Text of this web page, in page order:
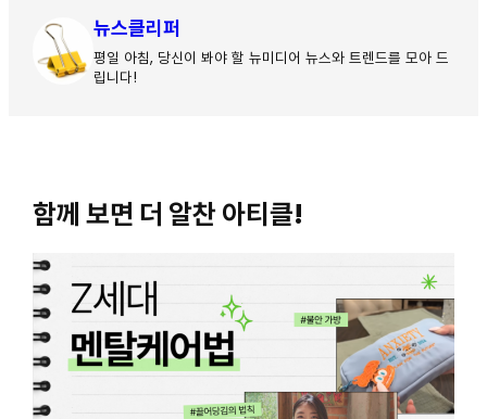
뉴스클리퍼
평일 아침, 당신이 봐야 할 뉴미디어 뉴스와 트렌드를 모아 드
립니다!
함께 보면 더 알찬 아티클!